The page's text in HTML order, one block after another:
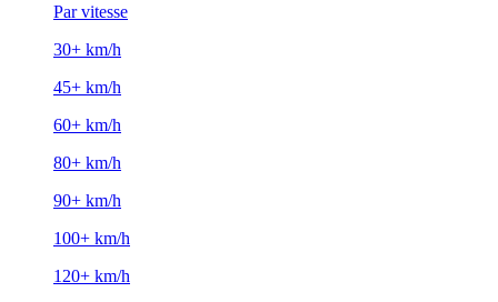
Par vitesse
30+ km/h
45+ km/h
60+ km/h
80+ km/h
90+ km/h
100+ km/h
120+ km/h